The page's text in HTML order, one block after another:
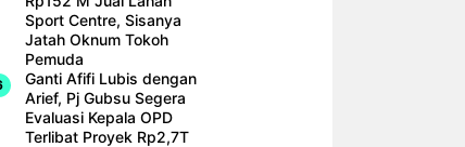
Sport Centre, Sisanya
Jatah Oknum Tokoh
Pemuda
Ganti Afifi Lubis dengan
Arief, Pj Gubsu Segera
Evaluasi Kepala OPD
Terlibat Proyek Rp2,7T